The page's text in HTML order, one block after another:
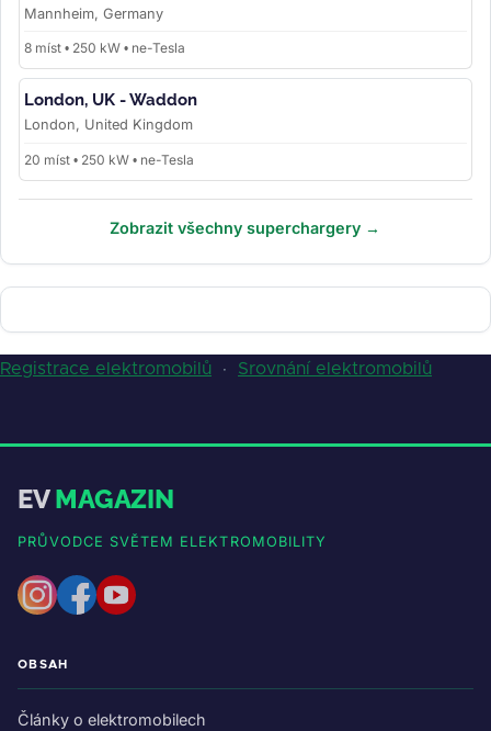
Mannheim, Germany
8 míst • 250 kW • ne-Tesla
London, UK - Waddon
London, United Kingdom
20 míst • 250 kW • ne-Tesla
Zobrazit všechny superchargery →
Registrace elektromobilů · Srovnání elektromobilů
EVMAGAZIN
PRŮVODCE SVĚTEM ELEKTROMOBILITY
OBSAH
Články o elektromobilech